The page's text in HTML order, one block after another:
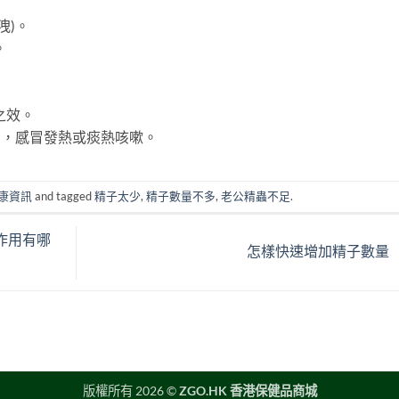
)。
。
感冒發熱或痰熱咳嗽。
資訊and tagged精子太少,精子數量不多,老公精蟲不足.
用有哪
怎樣快速增加精子數量
版權所有 2026 ©ZGO.HK 香港保健品商城